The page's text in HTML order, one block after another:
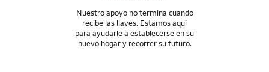
Nuestro apoyo no termina cuando
recibe las llaves. Estamos aquí
para ayudarle a establecerse en su
nuevo hogar y recorrer su futuro.